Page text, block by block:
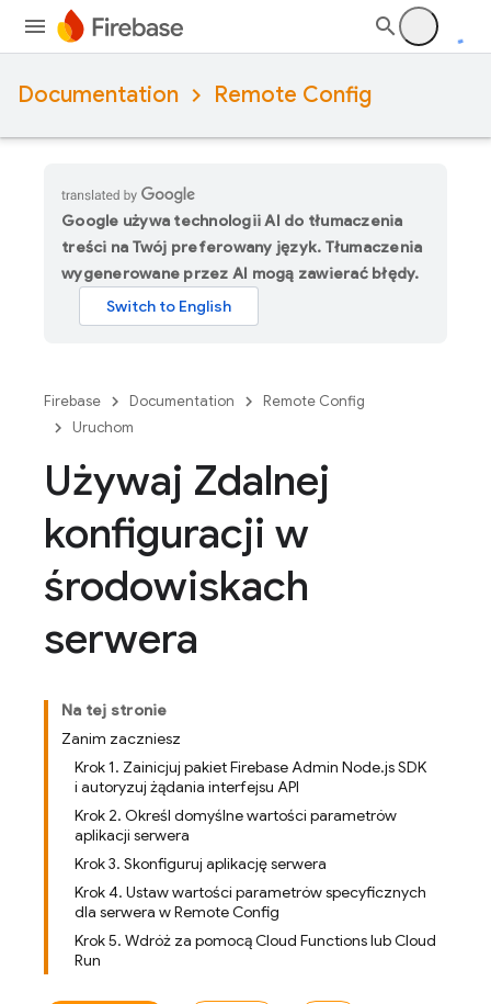
Documentation Remote Config
Google używa technologii AI do tłumaczenia
treści na Twój preferowany język. Tłumaczenia
wygenerowane przez AI mogą zawierać błędy.
Firebase Documentation
Remote Config
Uruchom
Używaj Zdalnej
konfiguracji w
środowiskach
serwera
Na tej stronie
Zanim zaczniesz
Krok 1. Zainicjuj pakiet Firebase Admin Node.js SDK
i autoryzuj żądania interfejsu API
Krok 2. Określ domyślne wartości parametrów
aplikacji serwera
Krok 3. Skonfiguruj aplikację serwera
Krok 4. Ustaw wartości parametrów specyficznych
dla serwera w Remote Config
Krok 5. Wdróż za pomocą Cloud Functions lub Cloud
Run